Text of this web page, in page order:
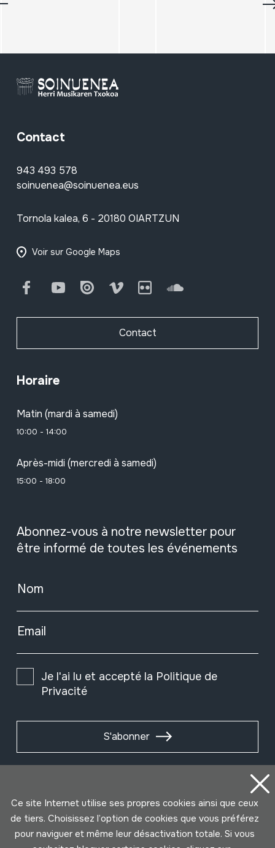
Contact
943 493 578
soinuenea@soinuenea.eus
Tornola kalea, 6 - 20180 OIARTZUN
Voir sur Google Maps
FacebookYoutube Issuu Vimeo Flickr SoundCloud
Contact
Horaire
Matin (mardi à samedi)
10:00 - 14:00
Après-midi (mercredi à samedi)
15:00 - 18:00
Abonnez-vous à notre newsletter pour
être informé de toutes les événements
Nom
Email
Je l'ai lu et accepté la Politique de
Privacité
S'abonner
Ce site Internet utilise ses propres cookies ainsi que ceux
de tiers. Choisissez l’option de cookies que vous préférez
pour naviguer et même leur désactivation totale. Si vous